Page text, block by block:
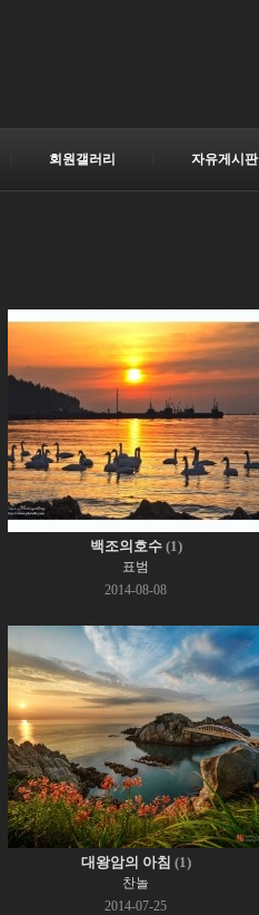
회원갤러리 자유게시판
백조의호수 (1)
표범
2014-08-08
대왕암의 아침 (1)
찬놀
2014-07-25